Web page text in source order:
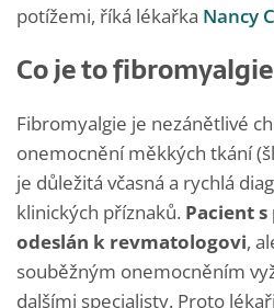
potížemi, říká lékařka Nancy
Co je to fibromyalgie
Fibromyalgie je nezánětlivé
onemocnění měkkých tkání
je důležitá včasná a rychlá
klinických příznaků. Pacient
odeslán k revmatologovi,
souběžným onemocněním
dalšími specialisty. Proto